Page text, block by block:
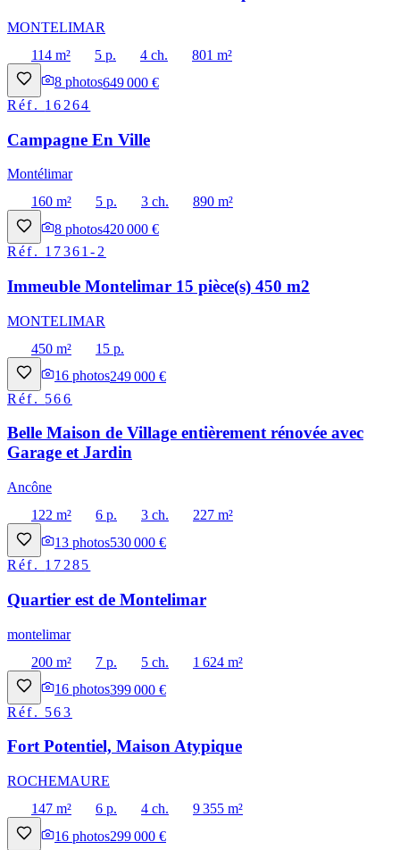
MONTELIMAR
114 m²
5 p. 4 ch.
801 m²
8 photos649 000 €
Réf. 16264
Campagne En Ville
Montélimar
160 m²
5 p. 3 ch.
890 m²
8 photos420 000 €
Réf. 17361-2
Immeuble Montelimar 15 pièce(s) 450 m2
MONTELIMAR
450 m²
15 p.
16 photos249 000 €
Réf. 566
Belle Maison de Village entièrement rénovée avec
Garage et Jardin
Ancône
122 m²
6 p. 3 ch.
227 m²
13 photos530 000 €
Réf. 17285
Quartier est de Montelimar
montelimar
200 m²
7 p. 5 ch.
1 624 m²
16 photos399 000 €
Réf. 563
Fort Potentiel, Maison Atypique
ROCHEMAURE
147 m²
6 p. 4 ch.
9 355 m²
16 photos299 000 €